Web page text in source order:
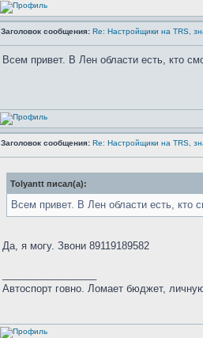
Заголовок сообщения: Re: Настройщики на TRS,
Всем привет. В Лен области есть, кто
Заголовок сообщения: Re: Настройщики на TRS,
Tolyantt писал(а):
Всем привет. В Лен области есть, кто
Да, я могу. Звони 89119189582
Автоспорт говно. Ломает бюджет,